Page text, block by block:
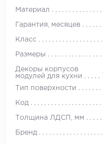
Материал
Гарантия, месяцев
Класс
Размеры
Декоры корпусов
модулей для кухни
Тип поверхности
Код
Толщина ЛДСП, мм
Бренд